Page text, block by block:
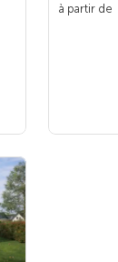
à partir de